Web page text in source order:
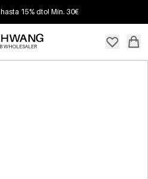
15% dto! Mín. 30€
WHOLESALER